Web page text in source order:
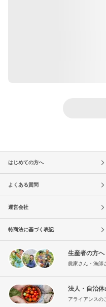
はじめての方へ
よくある質問
運営会社
特商法に基づく表記
生産者の方へ
農家さん・漁師
法人・自治体
アライアンスの